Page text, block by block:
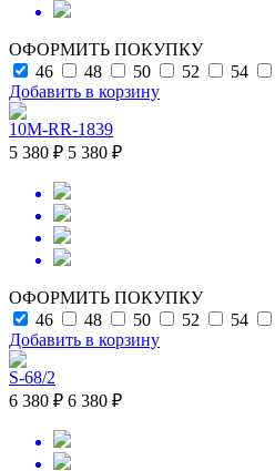
ОФОРМИТЬ ПОКУПКУ
46
48 50 52 54
Добавить в корзину
10M-RR-1839
5 380 ₽ 5 380 ₽
ОФОРМИТЬ ПОКУПКУ
46
48 50 52 54
Добавить в корзину
S-68/2
6 380 ₽ 6 380 ₽